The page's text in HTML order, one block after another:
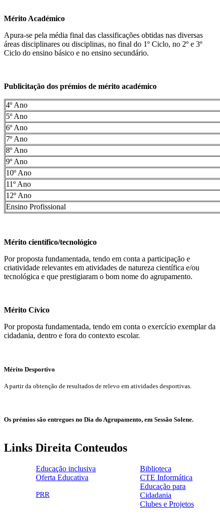
Mérito Académico
Apura-se pela média final das classificações obtidas nas diversas
áreas disciplinares ou disciplinas, no final do 1º Ciclo, no 2º e 3º
Ciclo do ensino básico e no ensino secundário.
Publicitação dos prémios de mérito académico
4º Ano
5º Ano
6º Ano
7º Ano
8º Ano
9º Ano
10º Ano
11º Ano
12º Ano
Ensino Profissional
Mérito científico/tecnológico
Por proposta fundamentada, tendo em conta a participação e
criatividade relevantes em atividades de natureza científica e/ou
tecnológica e que prestigiaram o bom nome do agrupamento.
Mérito Cívico
Por proposta fundamentada, tendo em conta o exercício exemplar da
cidadania, dentro e fora do contexto escolar.
Mérito Desportivo
A partir da obtenção de resultados de relevo em atividades desportivas.
Os prémios são entregues no Dia do Agrupamento, em Sessão Solene.
Links Direita Conteudos
ensinoinclusivo.png
Educação inclusiva
link1.png
Biblioteca
oferta_edu.png
Oferta Educativa
cte2.png
CTE Informática
selo_importancia_estrategica.png
PRR
logo_epc_2.png
Educação para
Cidadania
Clubes e Projetos